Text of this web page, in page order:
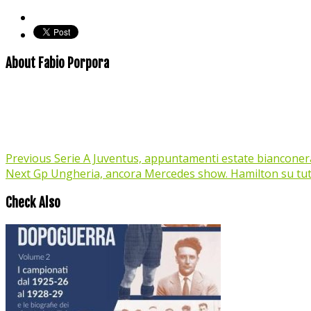
About Fabio Porpora
Previous Serie A Juventus, appuntamenti estate
NextGp Ungheria, ancora Mercedes show. Hamilton su
Check Also